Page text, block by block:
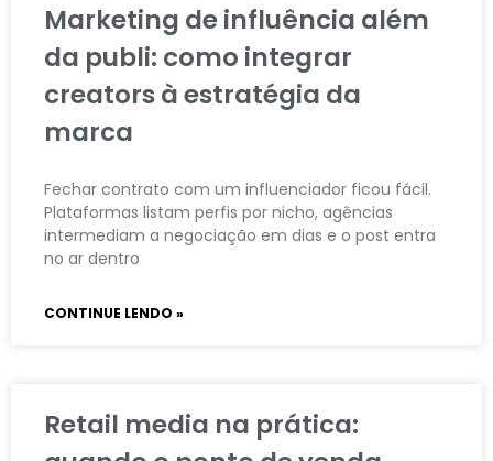
Marketing de influência além
da publi: como integrar
creators à estratégia da
marca
Fechar contrato com um influenciador ficou fácil.
Plataformas listam perfis por nicho, agências
intermediam a negociação em dias e o post entra
no ar dentro
CONTINUE LENDO »
Retail media na prática: